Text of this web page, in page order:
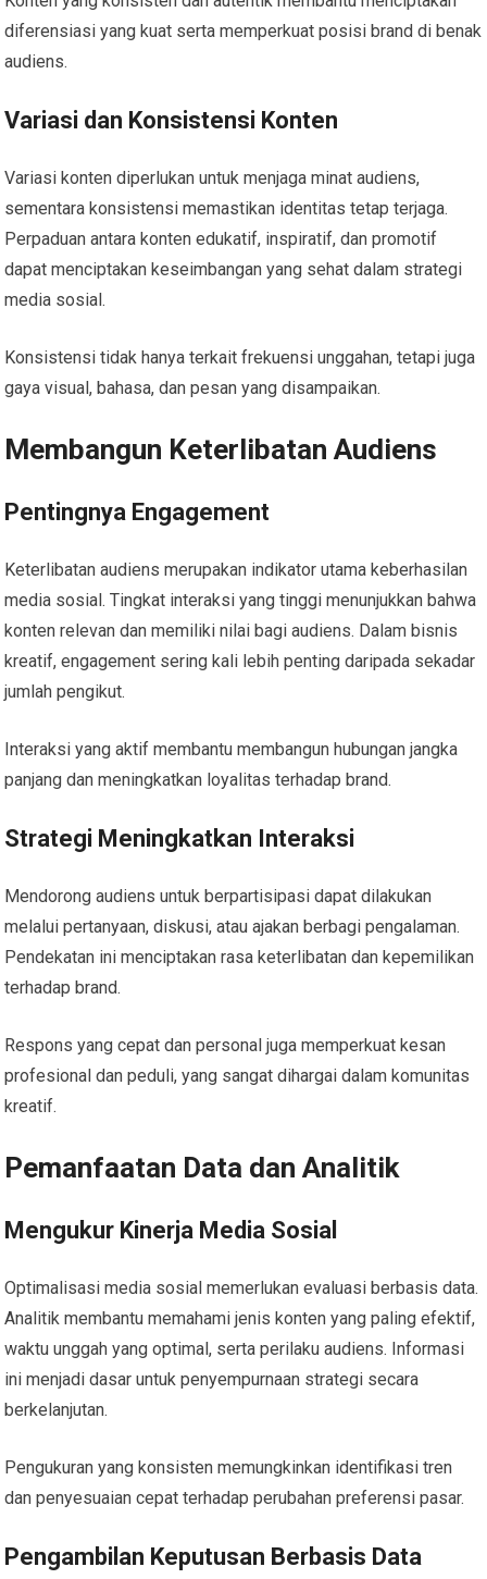
diferensiasi yang kuat serta memperkuat posisi brand di benak
audiens.
Variasi dan Konsistensi Konten
Variasi konten diperlukan untuk menjaga minat audiens,
sementara konsistensi memastikan identitas tetap terjaga.
Perpaduan antara konten edukatif, inspiratif, dan promotif
dapat menciptakan keseimbangan yang sehat dalam strategi
media sosial.
Konsistensi tidak hanya terkait frekuensi unggahan, tetapi juga
gaya visual, bahasa, dan pesan yang disampaikan.
Membangun Keterlibatan Audiens
Pentingnya Engagement
Keterlibatan audiens merupakan indikator utama keberhasilan
media sosial. Tingkat interaksi yang tinggi menunjukkan bahwa
konten relevan dan memiliki nilai bagi audiens. Dalam bisnis
kreatif, engagement sering kali lebih penting daripada sekadar
jumlah pengikut.
Interaksi yang aktif membantu membangun hubungan jangka
panjang dan meningkatkan loyalitas terhadap brand.
Strategi Meningkatkan Interaksi
Mendorong audiens untuk berpartisipasi dapat dilakukan
melalui pertanyaan, diskusi, atau ajakan berbagi pengalaman.
Pendekatan ini menciptakan rasa keterlibatan dan kepemilikan
terhadap brand.
Respons yang cepat dan personal juga memperkuat kesan
profesional dan peduli, yang sangat dihargai dalam komunitas
kreatif.
Pemanfaatan Data dan Analitik
Mengukur Kinerja Media Sosial
Optimalisasi media sosial memerlukan evaluasi berbasis data.
Analitik membantu memahami jenis konten yang paling efektif,
waktu unggah yang optimal, serta perilaku audiens. Informasi
ini menjadi dasar untuk penyempurnaan strategi secara
berkelanjutan.
Pengukuran yang konsisten memungkinkan identifikasi tren
dan penyesuaian cepat terhadap perubahan preferensi pasar.
Pengambilan Keputusan Berbasis Data